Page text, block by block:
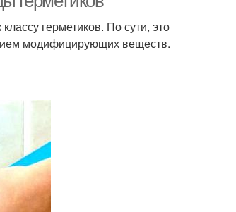
герметиков. По сути, это
модифицирующих веществ.